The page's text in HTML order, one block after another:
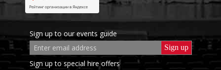
Sign up to our events guide
E-
mail
Sign up to special hire offers